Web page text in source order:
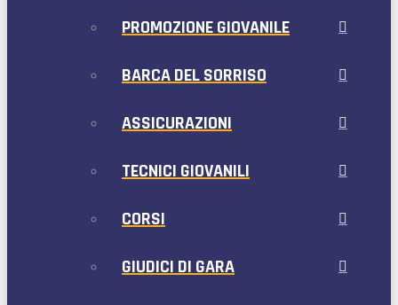
PROMOZIONE GIOVANILE
BARCA DEL SORRISO
ASSICURAZIONI
TECNICI GIOVANILI
CORSI
GIUDICI DI GARA